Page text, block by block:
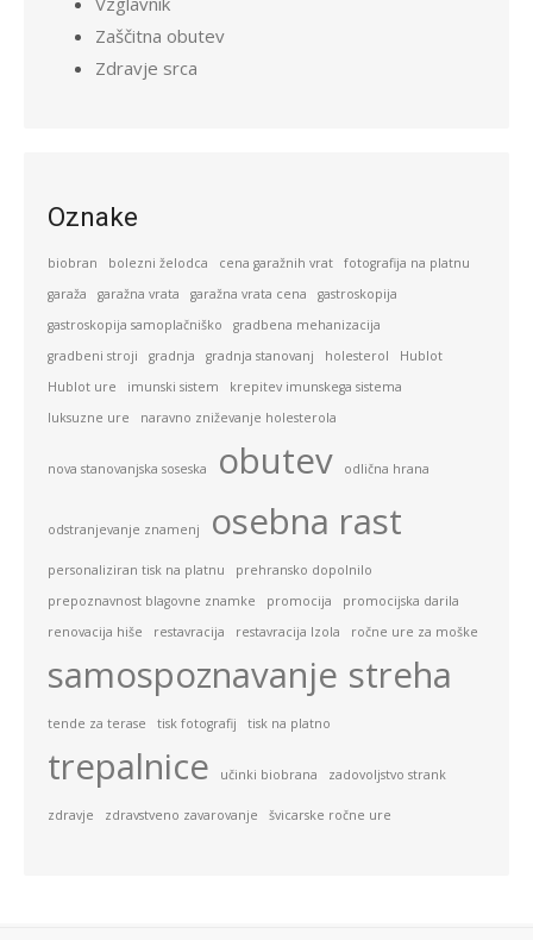
Zaščitna obutev
Zdravje srca
Oznake
biobran bolezni želodca cena garažnih vrat
fotografija na platnu
garaža
garažna vrata garažna vrata cena
gastroskopija
gastroskopija samoplačniško
gradbena mehanizacija
gradbeni stroji
gradnja gradnja stanovanj holesterol
Hublot
Hublot ure
imunski sistem
krepitev imunskega sistema
luksuzne ure
naravno zniževanje holesterola
nova stanovanjska soseska obutev odlična hrana
odstranjevanje znamenj osebna rast
personaliziran tisk na platnu
prehransko dopolnilo
prepoznavnost blagovne znamke
promocija
promocijska darila
renovacija hiše
restavracija restavracija Izola ročne ure za moške
samospoznavanje streha
tende za terase tisk fotografij tisk na platno
trepalnice učinki biobrana zadovoljstvo strank
zdravje zdravstveno zavarovanje švicarske ročne ure